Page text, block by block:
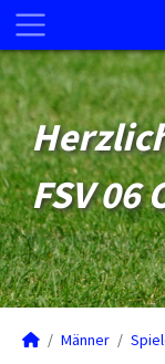
FSV 06
Männer